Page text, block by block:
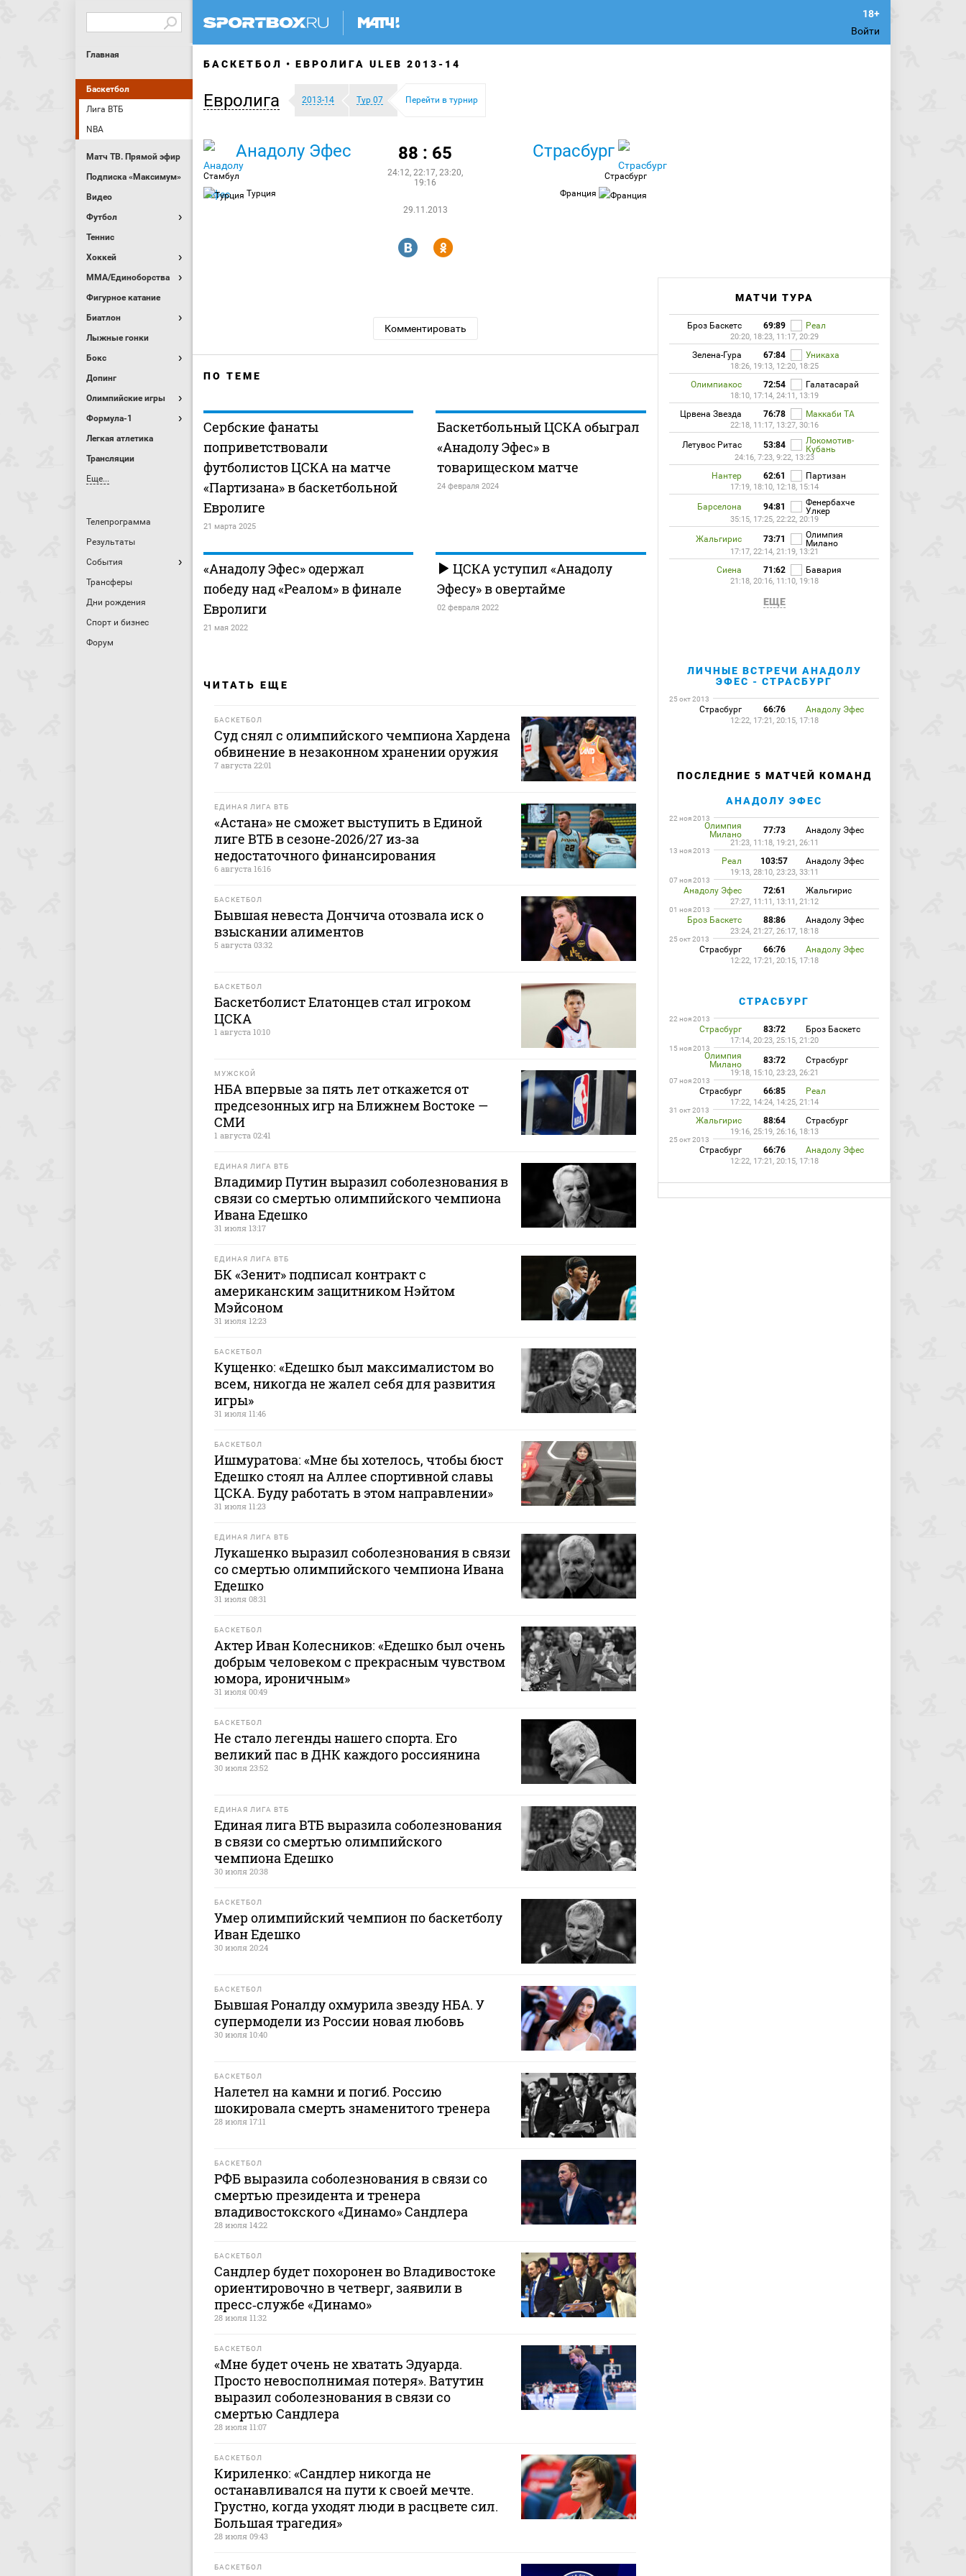
Войти
Главная
Баскетбол
Лига ВТБ
NBA
Матч ТВ. Прямой эфир
Подписка «Максимум»
Видео
Футбол
Теннис
Хоккей
MMA/Единоборства
Фигурное катание
Биатлон
Лыжные гонки
Бокс
Допинг
Олимпийские игры
Формула-1
Легкая атлетика
Трансляции
Еще...
Телепрограмма
Результаты
События
Трансферы
Дни рождения
Спорт и бизнес
Форум
БАСКЕТБОЛ ЕВРОЛИГА ULEB 2013-14
Евролига 2013-14 Тур 07 Перейти в турнир
Анадолу Эфес
Стамбул
Турция
88 : 65
24:12, 22:17, 23:20,
19:16
29.11.2013
Страсбург
Страсбург
Франция
R Y
Комментировать
ПО ТЕМЕ
Сербские фанаты
поприветствовали
футболистов ЦСКА на матче
«Партизана» в баскетбольной
Евролиге
21 марта 2025
Баскетбольный ЦСКА обыграл
«Анадолу Эфес» в
товарищеском матче
24 февраля 2024
«Анадолу Эфес» одержал
победу над «Реалом» в финале
Евролиги
21 мая 2022
ЦСКА уступил «Анадолу
Эфесу» в овертайме
02 февраля 2022
ЧИТАТЬ ЕЩЕ
БАСКЕТБОЛ
Суд снял с олимпийского чемпиона Хардена
обвинение в незаконном хранении оружия
7 августа 22:01
ЕДИНАЯ ЛИГА ВТБ
«Астана» не сможет выступить в Единой
лиге ВТБ в сезоне‑2026/27 из‑за
недостаточного финансирования
6 августа 16:16
БАСКЕТБОЛ
Бывшая невеста Дончича отозвала иск о
взыскании алиментов
5 августа 03:32
БАСКЕТБОЛ
Баскетболист Елатонцев стал игроком
ЦСКА
1 августа 10:10
МУЖСКОЙ
НБА впервые за пять лет откажется от
предсезонных игр на Ближнем Востоке —
СМИ
1 августа 02:41
ЕДИНАЯ ЛИГА ВТБ
Владимир Путин выразил соболезнования в
связи со смертью олимпийского чемпиона
Ивана Едешко
31 июля 13:17
ЕДИНАЯ ЛИГА ВТБ
БК «Зенит» подписал контракт с
американским защитником Нэйтом
Мэйсоном
31 июля 12:23
БАСКЕТБОЛ
Кущенко: «Едешко был максималистом во
всем, никогда не жалел себя для развития
игры»
31 июля 11:46
БАСКЕТБОЛ
Ишмуратова: «Мне бы хотелось, чтобы бюст
Едешко стоял на Аллее спортивной славы
ЦСКА. Буду работать в этом направлении»
31 июля 11:23
ЕДИНАЯ ЛИГА ВТБ
Лукашенко выразил соболезнования в связи
со смертью олимпийского чемпиона Ивана
Едешко
31 июля 08:31
БАСКЕТБОЛ
Актер Иван Колесников: «Едешко был очень
добрым человеком с прекрасным чувством
юмора, ироничным»
31 июля 00:49
БАСКЕТБОЛ
Не стало легенды нашего спорта. Его
великий пас в ДНК каждого россиянина
30 июля 23:52
ЕДИНАЯ ЛИГА ВТБ
Единая лига ВТБ выразила соболезнования
в связи со смертью олимпийского
чемпиона Едешко
30 июля 20:38
БАСКЕТБОЛ
Умер олимпийский чемпион по баскетболу
Иван Едешко
30 июля 20:24
БАСКЕТБОЛ
Бывшая Роналду охмурила звезду НБА. У
супермодели из России новая любовь
30 июля 10:40
БАСКЕТБОЛ
Налетел на камни и погиб. Россию
шокировала смерть знаменитого тренера
28 июля 17:11
БАСКЕТБОЛ
РФБ выразила соболезнования в связи со
смертью президента и тренера
владивостокского «Динамо» Сандлера
28 июля 14:22
БАСКЕТБОЛ
Сандлер будет похоронен во Владивостоке
ориентировочно в четверг, заявили в
пресс‑службе «Динамо»
28 июля 11:32
БАСКЕТБОЛ
«Мне будет очень не хватать Эдуарда.
Просто невосполнимая потеря». Ватутин
выразил соболезнования в связи со
смертью Сандлера
28 июля 11:07
БАСКЕТБОЛ
Кириленко: «Сандлер никогда не
останавливался на пути к своей мечте.
Грустно, когда уходят люди в расцвете сил.
Большая трагедия»
28 июля 09:43
БАСКЕТБОЛ
МАТЧИ ТУРА
Броз Баскетс 69:89 Реал
20:20, 18:23, 11:17, 20:29
Зелена-Гура 67:84 Уникаха
18:26, 19:13, 12:20, 18:25
Олимпиакос 72:54 Галатасарай
18:10, 17:14, 24:11, 13:19
Црвена Звезда 76:78 Маккаби ТА
22:18, 11:17, 13:27, 30:16
Летувос Ритас 53:84
Локомотив-
Кубань
24:16, 7:23, 9:22, 13:23
Нантер 62:61 Партизан
17:19, 18:10, 12:18, 15:14
Барселона 94:81
Фенербахче
Улкер
35:15, 17:25, 22:22, 20:19
Жальгирис 73:71
Олимпия
Милано
17:17, 22:14, 21:19, 13:21
Сиена 71:62 Бавария
21:18, 20:16, 11:10, 19:18
ЕЩЕ
ЛИЧНЫЕ ВСТРЕЧИ АНАДОЛУ
ЭФЕС - СТРАСБУРГ
25 окт 2013
Страсбург 66:76 Анадолу Эфес
12:22, 17:21, 20:15, 17:18
ПОСЛЕДНИЕ 5 МАТЧЕЙ КОМАНД
АНАДОЛУ ЭФЕС
22 ноя 2013
Олимпия
Милано
77:73 Анадолу Эфес
21:23, 11:18, 19:21, 26:11
13 ноя 2013
Реал 103:57 Анадолу Эфес
19:13, 28:10, 23:23, 33:11
07 ноя 2013
Анадолу Эфес 72:61 Жальгирис
27:27, 11:11, 13:11, 21:12
01 ноя 2013
Броз Баскетс 88:86 Анадолу Эфес
23:24, 21:27, 26:17, 18:18
25 окт 2013
Страсбург 66:76 Анадолу Эфес
12:22, 17:21, 20:15, 17:18
СТРАСБУРГ
22 ноя 2013
Страсбург 83:72 Броз Баскетс
17:14, 20:23, 25:15, 21:20
15 ноя 2013
Олимпия
Милано
83:72 Страсбург
19:18, 15:10, 23:23, 26:21
07 ноя 2013
Страсбург 66:85 Реал
17:22, 14:24, 14:25, 21:14
31 окт 2013
Жальгирис 88:64 Страсбург
19:16, 25:19, 26:16, 18:13
25 окт 2013
Страсбург 66:76 Анадолу Эфес
12:22, 17:21, 20:15, 17:18